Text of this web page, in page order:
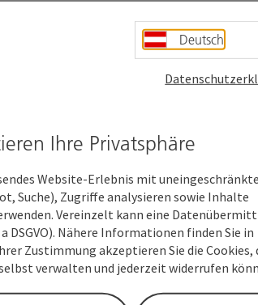
Nachname
vor Spam wird Google reCAPTCHA
Daten (z. B. die IP-Adresse)
des Formulars werden die dafür
Kontaktaufnahme jederzeit per E-Mail
Daten, wie E-Mail-Adresse bzw.
& Touristik GmbH ausschließlich für die
Deutsch
Ihre Privatsphäre
Website-Erlebnis mit
Suche), Zugriffe analysieren sowie Inhalte
Vereinzelt kann eine
Nähere Informationen finden Sie in
Zustimmung akzeptieren Sie die Cookies,
verwalten und jederzeit widerrufen